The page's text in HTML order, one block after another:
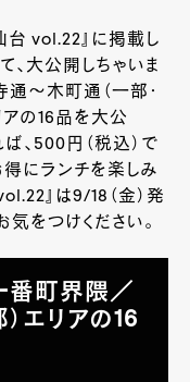
台 vol.22』に掲載し
、大公開しちゃいま
～木町通（一部・
の16品を大公
、500円（税込）で
得にランチを楽しみ
』は9/18（金）発
をつけください。
番町界隈／
エリアの16